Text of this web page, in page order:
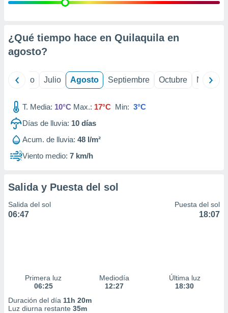
e
mediante
de
1199
¿Qué tiempo hace en Quilaquila en
agosto?
Junio Julio Agosto Septiembre Octubre
T. Media: 10°C Max.: 17°C Min: 3°C
Días de lluvia: 10 días
Acum. de lluvia: 48 l/m²
Viento medio: 7 km/h
Salida y Puesta del sol
Salida del sol
06:47
Puesta del sol
18:07
Primera luz
06:25
Mediodía
12:27
Última luz
18:30
Duración del día 11h 20m
Luz diurna restante 35m